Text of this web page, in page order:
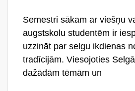
Semestri sākam ar viešņu
augstskolu studentēm ir
uzzināt par selgu ikdienas
tradīcijām. Viesojoties
dažādām tēmām un